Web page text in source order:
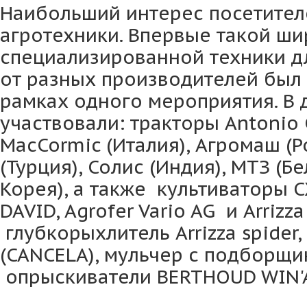
Наибольший интерес
агротехники. Впервые такой
специализированной техники
от разных производителей был
рамках одного мероприятия. В
участвовали: тракторы Antonio​
MacCormic (Италия), Агромаш
(Турция), Солис (Индия), МТЗ
Корея), а также культиваторы
DAVID, Agrofer​ Vario​ AG и
глубкорыхлитель​ Arrizza
(CANCELA), мульчер с
опрыскиватели BERTHOUD